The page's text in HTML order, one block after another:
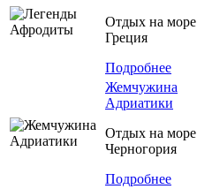
Отдых на море
Греция
Подробнее
Жемчужина
Адриатики
Отдых на море
Черногория
Подробнее